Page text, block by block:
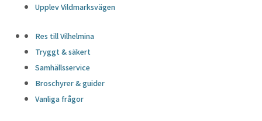
Upplev Vildmarksvägen
Res till Vilhelmina
Tryggt & säkert
Samhällsservice
Broschyrer & guider
Vanliga frågor